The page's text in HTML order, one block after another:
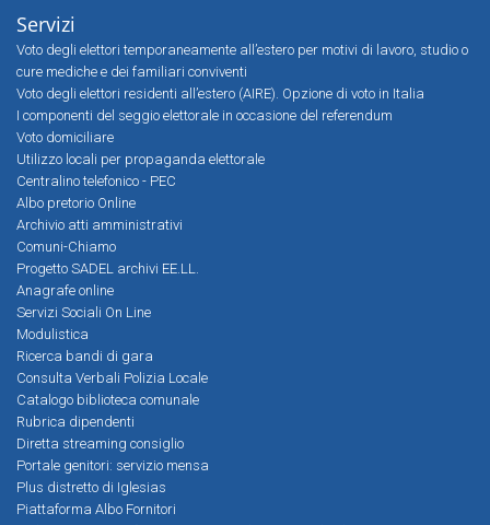
Servizi
Voto degli elettori temporaneamente all’estero per motivi di lavoro, studio o
cure mediche e dei familiari conviventi
Voto degli elettori residenti all’estero (AIRE). Opzione di voto in Italia
I componenti del seggio elettorale in occasione del referendum
Voto domiciliare
Utilizzo locali per propaganda elettorale
Centralino telefonico - PEC
Albo pretorio Online
Archivio atti amministrativi
Comuni-Chiamo
Progetto SADEL archivi EE.LL.
Anagrafe online
Servizi Sociali On Line
Modulistica
Ricerca bandi di gara
Consulta Verbali Polizia Locale
Catalogo biblioteca comunale
Rubrica dipendenti
Diretta streaming consiglio
Portale genitori: servizio mensa
Plus distretto di Iglesias
Piattaforma Albo Fornitori